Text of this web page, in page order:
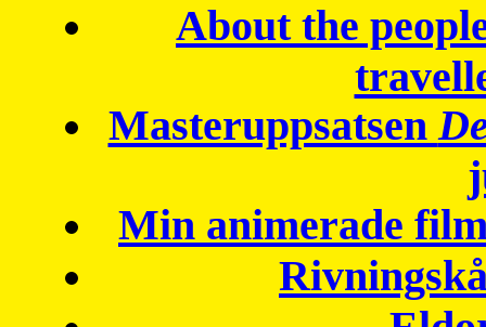
About the
Masteruppsatsen
Min animerade